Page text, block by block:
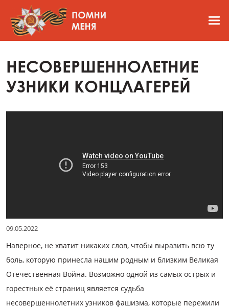
НЕСОВЕРШЕННОЛЕТНИЕ
УЗНИКИ КОНЦЛАГЕРЕЙ
09.05.2022
Наверное, не хватит никаких слов, чтобы выразить всю ту
боль, которую принесла нашим родным и близким Великая
Отечественная Война. Возможно одной из самых острых и
горестных её страниц является судьба
несовершеннолетних узников фашизма, которые пережили